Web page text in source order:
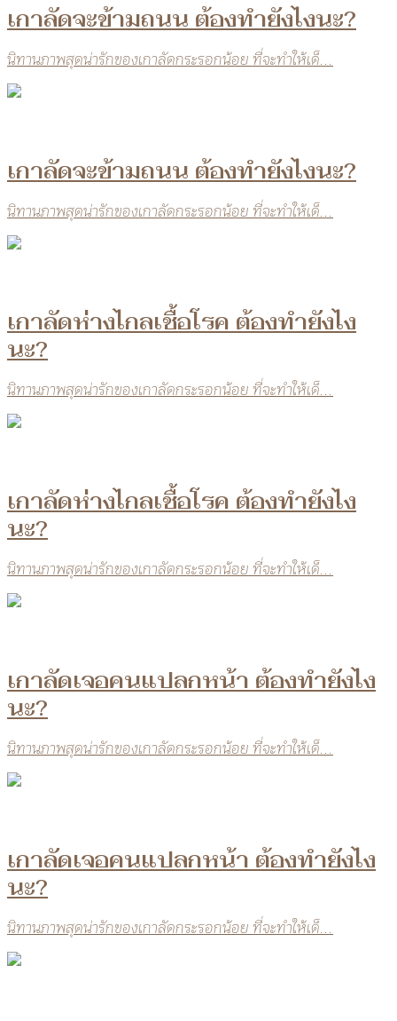
เกาลัดจะข้ามถนน ต้องทำยังไงนะ?
นิทานภาพสุดน่ารักของเกาลัดกระรอกน้อย ที่จะทำให้เด็...
เกาลัดจะข้ามถนน ต้องทำยังไงนะ?
นิทานภาพสุดน่ารักของเกาลัดกระรอกน้อย ที่จะทำให้เด็...
เกาลัดห่างไกลเชื้อโรค ต้องทำยังไง
นะ?
นิทานภาพสุดน่ารักของเกาลัดกระรอกน้อย ที่จะทำให้เด็...
เกาลัดห่างไกลเชื้อโรค ต้องทำยังไง
นะ?
นิทานภาพสุดน่ารักของเกาลัดกระรอกน้อย ที่จะทำให้เด็...
เกาลัดเจอคนแปลกหน้า ต้องทำยังไง
นะ?
นิทานภาพสุดน่ารักของเกาลัดกระรอกน้อย ที่จะทำให้เด็...
เกาลัดเจอคนแปลกหน้า ต้องทำยังไง
นะ?
นิทานภาพสุดน่ารักของเกาลัดกระรอกน้อย ที่จะทำให้เด็...